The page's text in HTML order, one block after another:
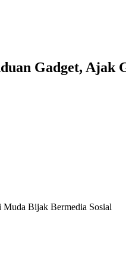
Gadget, Ajak
Muda Bijak Bermedia Sosial